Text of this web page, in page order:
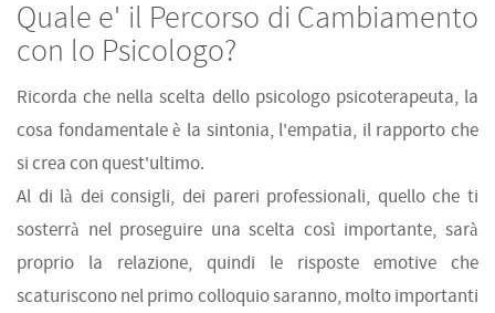
Quale e' il Percorso di Cambiamento
con lo Psicologo?
Ricorda che nella scelta dello psicologo psicoterapeuta, la
cosa fondamentale è la sintonia, l'empatia, il rapporto che
si crea con quest'ultimo.
Al di là dei consigli, dei pareri professionali, quello che ti
sosterrà nel proseguire una scelta così importante, sarà
proprio la relazione, quindi le risposte emotive che
scaturiscono nel primo colloquio saranno, molto importanti